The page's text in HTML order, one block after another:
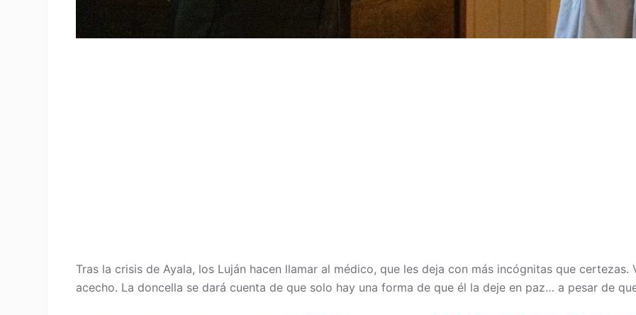
Tras la crisis de Ayala, los Luján hacen llamar al médico, que les deja con más incógnitas que
acecho. La doncella se dará cuenta de que solo hay una forma de que él la deje en paz… a pesar de